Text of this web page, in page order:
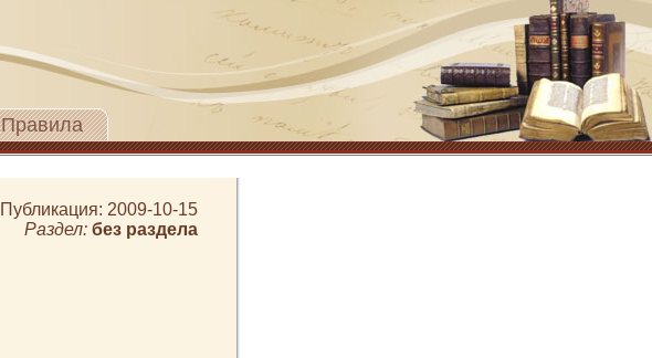
Правила
Публикация: 2009-10-15
Раздел: без раздела